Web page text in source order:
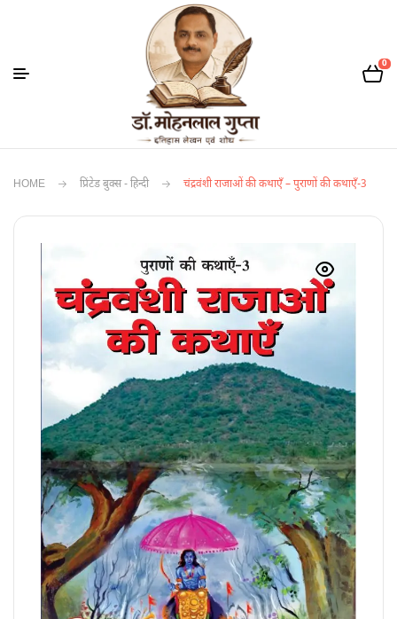
0
HOME प्रिंटेड बुक्स - हिन्दी चंद्रवंशी राजाओं की कथाएँ – पुराणों की कथाएँ-3